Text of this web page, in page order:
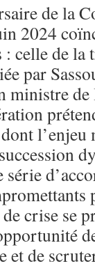
de la
2024
celle de la
par
ministre
l’enjeu
série
crise se
de